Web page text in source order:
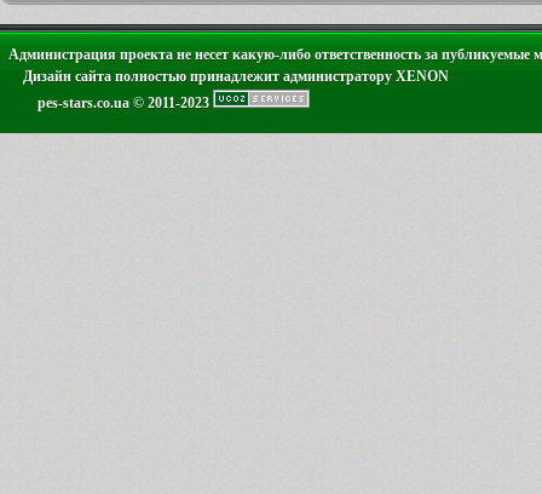
Администрация проекта не несет какую-либо ответственность за публикуемые
Дизайн сайта полностью принадлежит администратору XENON
pes-stars.co.ua © 2011-2023